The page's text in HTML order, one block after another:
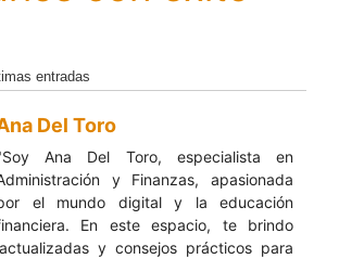
entradas
Del Toro
Ana Del Toro, especialista en
y Finanzas, apasionada
el mundo digital y la educación
En este espacio, te brindo
y consejos prácticos para